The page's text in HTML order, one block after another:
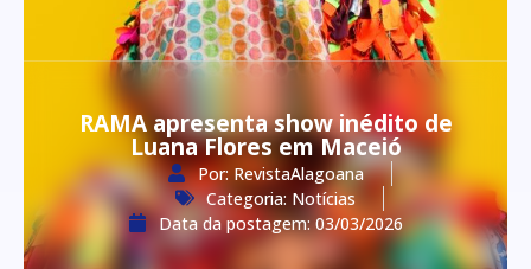
RAMA apresenta show inédito de
Luana Flores em Maceió
Por: RevistaAlagoana
Categoria: Notícias
Data da postagem: 03/03/2026